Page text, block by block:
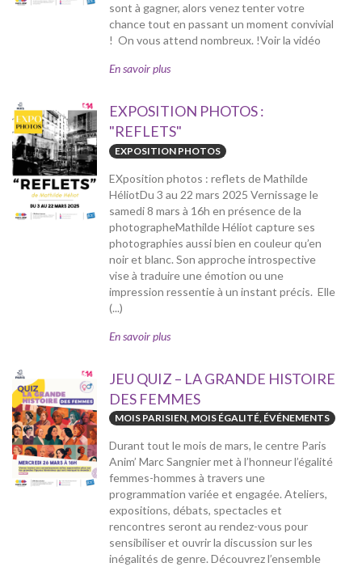
sont à gagner, alors venez tenter votre
chance tout en passant un moment convivial
! On vous attend nombreux. !Voir la vidéo
En savoir plus
EXPOSITION PHOTOS :
"REFLETS"
EXPOSITION PHOTOS
EXposition photos : reflets de Mathilde
HéliotDu 3 au 22 mars 2025 Vernissage le
samedi 8 mars à 16h en présence de la
photographeMathilde Héliot capture ses
photographies aussi bien en couleur qu’en
noir et blanc. Son approche introspective
vise à traduire une émotion ou une
impression ressentie à un instant précis. Elle
(...)
En savoir plus
JEU QUIZ – LA GRANDE HISTOIRE
DES FEMMES
MOIS PARISIEN, MOIS ÉGALITÉ, ÉVÉNEMENTS
Durant tout le mois de mars, le centre Paris
Anim’ Marc Sangnier met à l’honneur l’égalité
femmes-hommes à travers une
programmation variée et engagée. Ateliers,
expositions, débats, spectacles et
rencontres seront au rendez-vous pour
sensibiliser et ouvrir la discussion sur les
inégalités de genre. Découvrez l’ensemble